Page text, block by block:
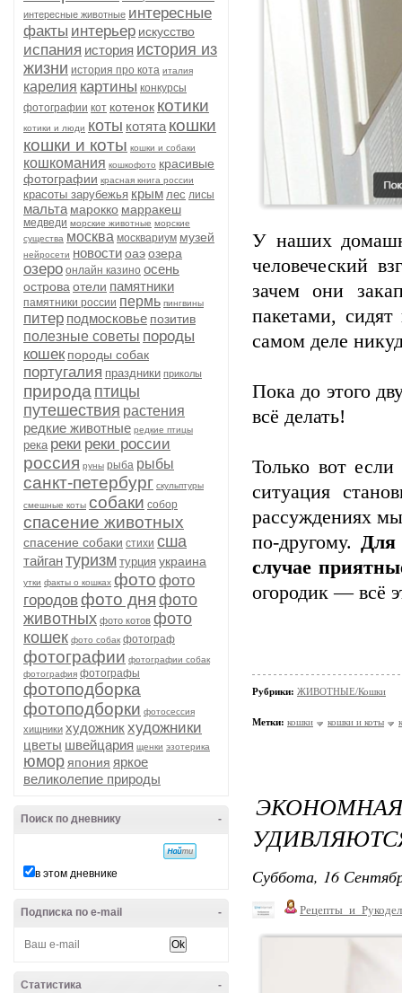
интересные животные интересные
факты интерьер искусство
испания история история из
жизни история про кота италия
карелия картины конкурсы
фотографии кот котенок котики
котики и люди коты котята кошки
кошки и коты кошки и собаки
кошкомания кошкофото красивые
фотографии красная книга россии
красоты зарубежья крым лес лисы
мальта марокко марракеш
медведи морские животные морские
существа москва москвариум музей
нейросети новостиоаэозера
озеро онлайн казино осень
острова отели памятники
памятники россии пермь пингвины
питер подмосковье позитив
полезные советы породы
кошек породы собак
португалия праздники приколы
природа птицы
путешествия растения
редкие животные редкие птицы
река реки реки россии
россия руны рыба рыбы
санкт-петербург скульптуры
смешные коты собаки собор
спасение животных
спасение собаки стихи сша
тайгантуризм турция украина
утки факты о кошках фото фото
городовфото дня фото
животных фото котов фото
кошек фото собак фотограф
фотографии фотографии собак
фотография фотографы
фотоподборка
фотоподборки фотосессия
хищники художникхудожники
цветы швейцария щенки эзотерика
юмор япония яркое
великолепие природы
-
Поиск по дневнику
в этом дневнике
-
Подписка по e-mail
-
Статистика
У наших
человеческий
зачем они
пакетами,
самом деле
Пока до этого
всё делать!
Только вот
ситуация
рассуждениях
по-другому. Для
случае
огородик — всё
Рубрики: ЖИВОТНЫЕ/Кошки
Метки: кошки кошки и коты
Суббота, 16